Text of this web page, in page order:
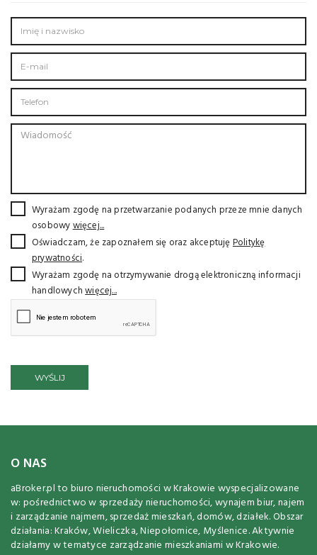
Wyrażam zgodę na przetwarzanie podanych przeze mnie danych
osobowywięcej...
Oświadczam, że zapoznałem się oraz akceptujęPolitykę
prywatności.
Wyrażam zgodę na otrzymywanie drogą elektroniczną informacji
handlowychwięcej...
WYŚLIJ
O NAS
aBroker.pl to biuro nieruchomości w Krakowie wyspecjalizowane
w: pośrednictwo w sprzedaży nieruchomości, wynajem biur, najem
i zarządzanie najmem, sprzedaż mieszkań, domów, działek. Obszar
działania: Kraków, Wieliczka, Niepołomice, Myślenice. Aktywnie
działamy w tematyce zarządzanie mieszkaniami w Krakowie.